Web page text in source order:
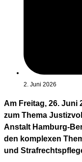
2. Juni 2026
Am Freitag, 26. Juni
zum Thema
Anstalt Hamburg-
den komplexen
und